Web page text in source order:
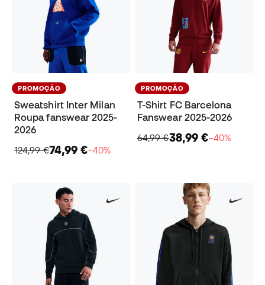
PROMOÇÃO
Sweatshirt Inter Milan
Roupa fanswear 2025-
2026
124,99 €74,99 €−40%
PROMOÇÃO
T-Shirt FC Barcelona
Fanswear 2025-2026
64,99 €38,99 €−40%